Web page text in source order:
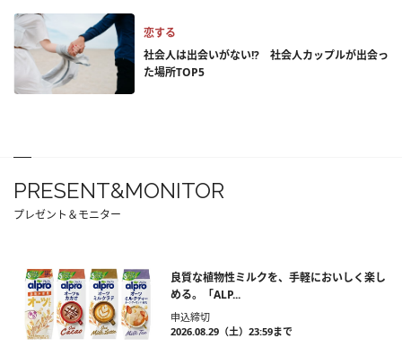
恋する
社会人は出会いがない!? 社会人カップルが出会っ
た場所TOP5
PRESENT&MONITOR
プレゼント＆モニター
良質な植物性ミルクを、手軽においしく楽し
める。「ALP...
申込締切
2026.08.29（土）23:59まで